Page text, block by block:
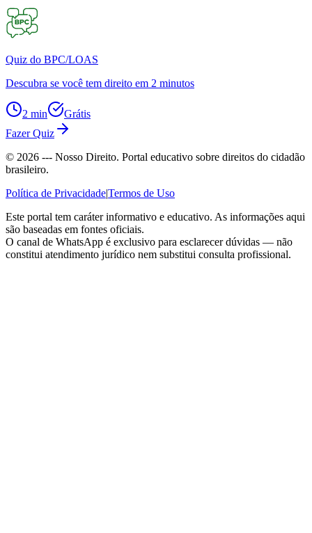
Quiz do BPC/LOAS
Descubra se você tem direito em 2 minutos
2 min
Grátis
Fazer Quiz
© 2026 --- Nosso Direito. Portal educativo sobre direitos do cidadão
brasileiro.
Política de Privacidade|Termos de Uso
Este portal tem caráter informativo e educativo. As informações aqui
são baseadas em fontes oficiais.
O canal de WhatsApp é exclusivo para esclarecer dúvidas — não
constitui atendimento jurídico nem substitui consulta profissional.